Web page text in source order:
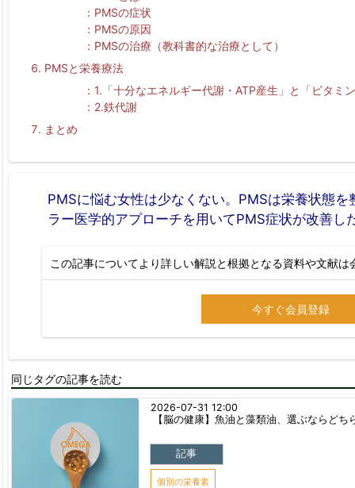
PMSの症状
PMSの原因
PMSの治療（教科書的な治療として）
PMSと栄養療法
1.「十分なエネルギー代謝・ ATP産生」と「ビタミン
2.鉄代謝
まとめ
PMSに悩む女性は少なくない。PMSは栄養状態
ラー医学的アプローチを用いてPMS症状が改善し
この記事についてより詳しい解説と根拠となる資料や文献は
今すぐ会員登録
同じタグの記事を読む
【脳の健康】魚油と藻類油、選ぶならどち
個別の栄養素
記事
2026-07-31 12:00